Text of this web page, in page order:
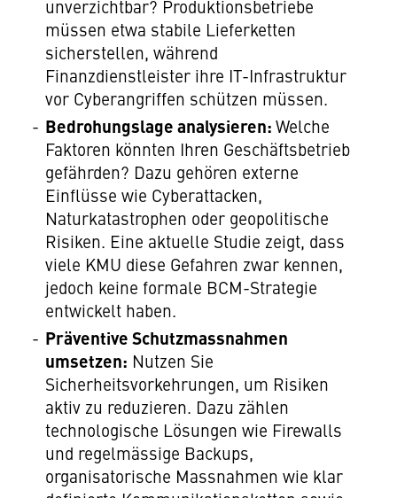
unverzichtbar? Produktionsbetriebe
müssen etwa stabile Lieferketten
sicherstellen, während
Finanzdienstleister ihre IT-Infrastruktur
vor Cyberangriffen schützen müssen.
Bedrohungslage analysieren:Welche
Faktoren könnten Ihren Geschäftsbetrieb
gefährden? Dazu gehören externe
Einflüsse wie Cyberattacken,
Naturkatastrophen oder geopolitische
Risiken. Eine aktuelle Studie zeigt, dass
viele KMU diese Gefahren zwar kennen,
jedoch keine formale BCM-Strategie
entwickelt haben.
Präventive Schutzmassnahmen
umsetzen: Nutzen Sie
Sicherheitsvorkehrungen, um Risiken
aktiv zu reduzieren. Dazu zählen
technologische Lösungen wie Firewalls
und regelmässige Backups,
organisatorische Massnahmen wie klar